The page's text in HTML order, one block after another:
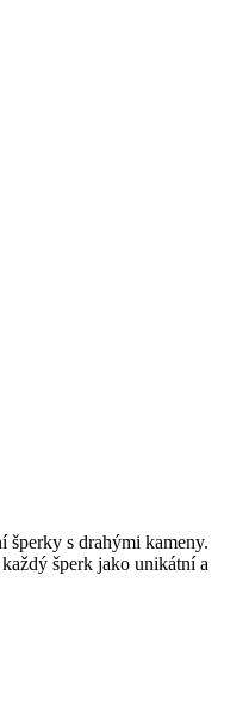
šperky s drahými kameny.
šperk jako unikátní a